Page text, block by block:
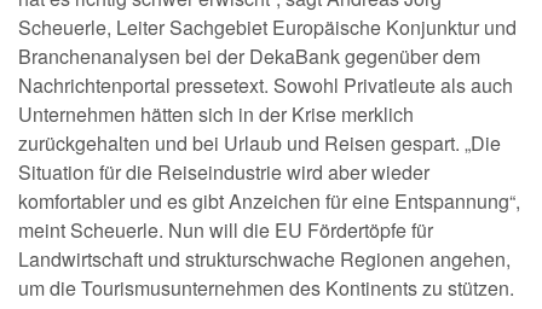
Scheuerle, Leiter Sachgebiet Europäische Konjunktur und
Branchenanalysen bei der DekaBank gegenüber dem
Nachrichtenportal pressetext. Sowohl Privatleute als auch
Unternehmen hätten sich in der Krise merklich
zurückgehalten und bei Urlaub und Reisen gespart. „Die
Situation für die Reiseindustrie wird aber wieder
komfortabler und es gibt Anzeichen für eine Entspannung“,
meint Scheuerle. Nun will die EU Fördertöpfe für
Landwirtschaft und strukturschwache Regionen angehen,
um die Tourismusunternehmen des Kontinents zu stützen.